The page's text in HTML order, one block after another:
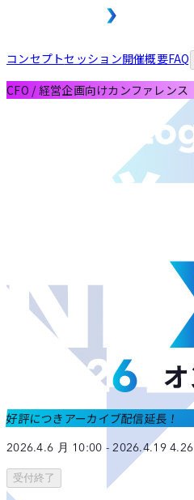
コンセプトセッション開催概要FAQ
CFO / 経営企画向けカンファレンス
好評につきアーカイブ配信延長！
2026.4.6 月 10:00 -2026.4.194.26
受付終了